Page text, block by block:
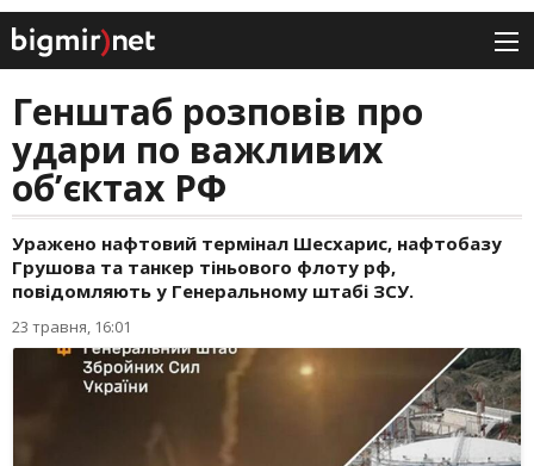
Генштаб розповів про
удари по важливих
об’єктах РФ
Уражено нафтовий термінал Шесхарис, нафтобазу
Грушова та танкер тіньового флоту рф,
повідомляють у Генеральному штабі ЗСУ.
23 травня, 16:01